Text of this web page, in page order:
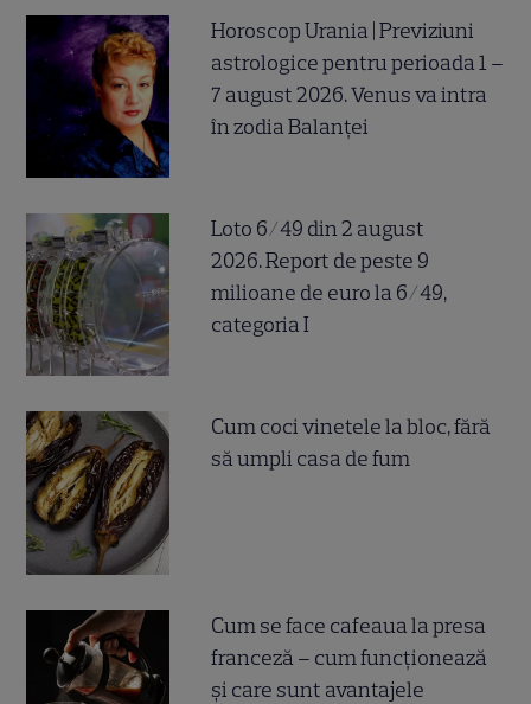
Horoscop Urania | Previziuni
astrologice pentru perioada 1 –
7 august 2026. Venus va intra
în zodia Balanței
Loto 6/49 din 2 august
2026. Report de peste 9
milioane de euro la 6/49,
categoria I
Cum coci vinetele la bloc, fără
să umpli casa de fum
Cum se face cafeaua la presa
franceză – cum funcționează
și care sunt avantajele